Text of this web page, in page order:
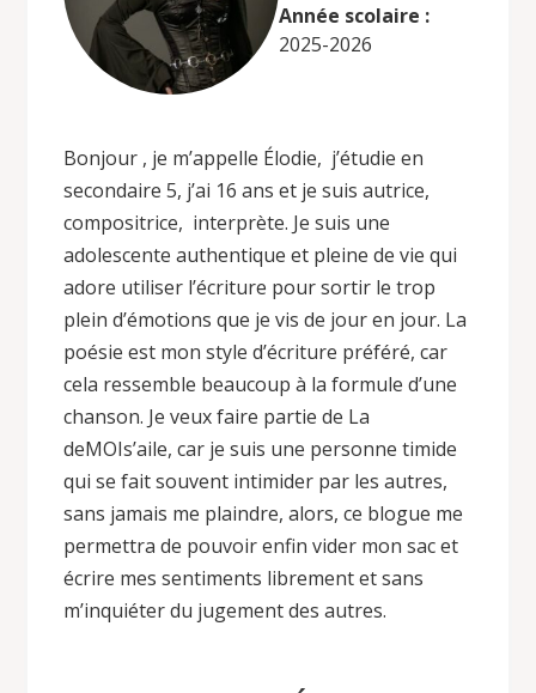
Année scolaire :
2025-2026
Bonjour , je m’appelle Élodie, j’étudie en
secondaire 5, j’ai 16 ans et je suis autrice,
compositrice, interprète. Je suis une
adolescente authentique et pleine de vie qui
adore utiliser l’écriture pour sortir le trop
plein d’émotions que je vis de jour en jour. La
poésie est mon style d’écriture préféré, car
cela ressemble beaucoup à la formule d’une
chanson. Je veux faire partie de La
deMOIs’aile, car je suis une personne timide
qui se fait souvent intimider par les autres,
sans jamais me plaindre, alors, ce blogue me
permettra de pouvoir enfin vider mon sac et
écrire mes sentiments librement et sans
m’inquiéter du jugement des autres.